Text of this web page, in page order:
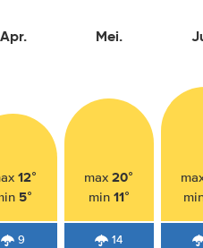
Apr.
12°
5°
9
Mei.
max20°
min 11°
14